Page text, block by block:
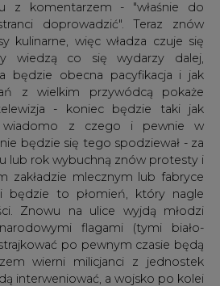
z komentarzem - "właśnie do
doprowadzić". Teraz znów
kulinarne, więc władza czuje się
wiedzą co się wydarzy dalej,
będzie obecna pacyfikacja i jak
z wielkim przywódcą pokaże
- koniec będzie taki jak
wiadomo z czego i pewnie w
będzie się tego spodziewał - za
lub rok wybuchną znów protesty i
zakładzie mlecznym lub fabryce
będzie to płomień, który nagle
Znowu na ulice wyjdą młodzi
flagami (tymi biało-
po pewnym czasie będą
wierni milicjanci z jednostek
interweniować, a wojsko po kolei